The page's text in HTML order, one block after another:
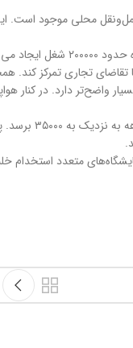
محلی موجود است.
تجاری تمرکز
واضح‌تر دارد. در
چالش بعدی
متعدد استخدام